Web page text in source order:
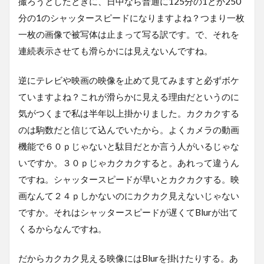
分の1のシャッタースピードになりますよね？つまり一枚
一枚の画像で被写体は止まって写る訳です。で、それを
連続表示させても滑らかには見えないんですね。
逆にテレビや映画の映像を止めて見てみますと必ずボケ
ていますよね？これが滑らかに見える理由だというのに
気がつくまで私は半年以上掛かりました。カクカクする
のは駒数だと信じて込んでいたから。よくカメラの動画
機能で６０ｐじゃないと駄目だとか言う人がいるじゃな
いですか。３０ｐじゃカクカクすると。あれって違うん
ですね。シャッタースピードが早いとカクカクする。映
画なんて２４ｐしかないのにカクカク見えないじゃない
ですか。それはシャッタースピードが遅くてBlurが出て
くるからなんですね。
だからカクカク見える映像にはBlurを掛けたりする。あ